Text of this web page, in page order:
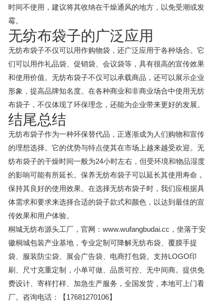
时间不使用，建议将其收纳在干燥通风的地方，以免受潮或发
霉。
无纺布袋子的广泛应用
无纺布袋子不仅可以用作购物袋，还广泛应用于各种场合。它
们可以用作礼品袋、促销袋、会议袋等，具有很高的宣传效果
和使用价值。无纺布袋子不仅可以承载商品，还可以展示企业
形象，提高品牌知名度。在各种商业和非商业场合中使用无纺
布袋子，不仅体现了环保理念，还能为企业带来更好的发展。
结尾总结
无纺布袋子作为一种环保替代品，正逐渐成为人们购物和宣传
的理想选择。它的优势与特点使其在市场上越来越受欢迎。无
纺布袋子的干燥时间一般为24小时左右，但受环境和物品湿度
的影响可能有所延长。保养无纺布袋子可以延长其使用寿命，
保持其良好的使用效果。在选择无纺布袋子时，我们应根据具
体需求和要求来选择合适的袋子款式和颜色，以达到最佳的宣
传效果和用户体验。
桐城无纺布源头工厂，官网：www.wufangbudai.cc，坐落于安
徽桐城包装产业基地，专业定制可降解无纺布袋、覆膜手提
袋、服装防尘袋、展会广告袋、电商打包袋。支持LOGO印
刷、尺寸克重定制，小单可做、品质可控、无中间商。提供免
费设计、寄样打样、加急生产服务，全国发货，本地可上门看
厂。咨询电话：【17681270106】